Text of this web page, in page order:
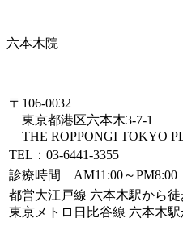
六本木院
〒106-0032
東京都港区六本木3-7-1
THE ROPPONGI TOKYO
TEL：03-6441-3355
診療時間 AM11:00～PM8:00
都営大江戸線 六本木駅から徒
東京メトロ日比谷線 六本木